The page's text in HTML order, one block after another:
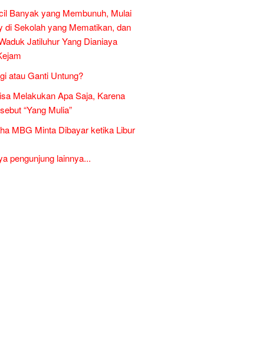
Banyak yang Membunuh, Mulai
di Sekolah yang Mematikan, dan
Jatiluhur Yang Dianiaya
atau Ganti Untung?
Melakukan Apa Saja, Karena
“Yang Mulia”
MBG Minta Dibayar ketika Libur
pengunjung lainnya...